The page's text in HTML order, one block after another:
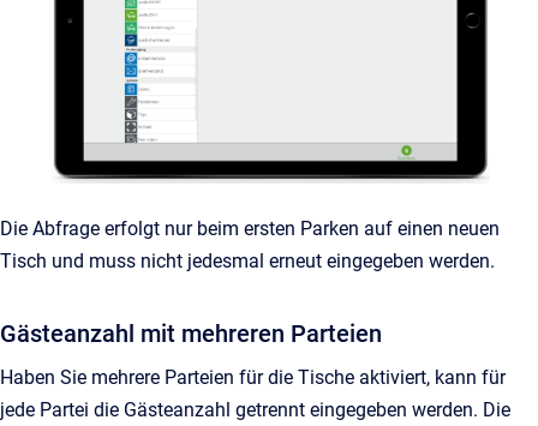
Die Abfrage erfolgt nur beim ersten Parken auf einen neuen
Tisch und muss nicht jedesmal erneut eingegeben werden.
Gästeanzahl mit mehreren Parteien
Haben Sie mehrere Parteien für die Tische aktiviert, kann für
jede Partei die Gästeanzahl getrennt eingegeben werden. Die